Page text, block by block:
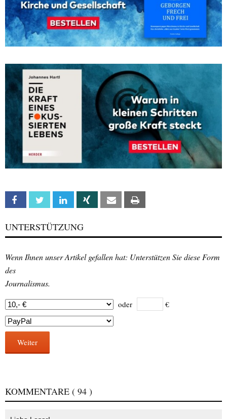
Facebook Twitter Linkedin Xing Email
UNTERSTÜTZUNG
Wenn Ihnen unser Artikel gefallen hat: Unterstützen Sie diese Form
des
Journalismus.
oder €
Weiter
KOMMENTARE ( 94 )